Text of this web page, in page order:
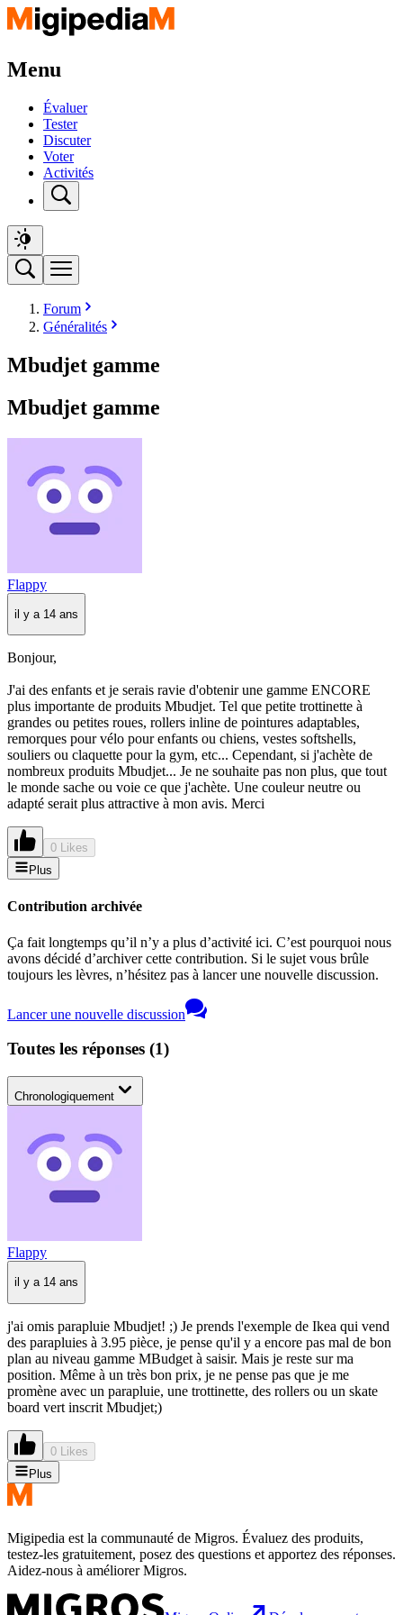
Menu
Évaluer
Tester
Discuter
Voter
Activités
Forum
Généralités
Mbudjet gamme
Mbudjet gamme
Flappy
il y a 14 ans
Bonjour,
J'ai des enfants et je serais ravie d'obtenir une gamme ENCORE
plus importante de produits Mbudjet. Tel que petite trottinette à
grandes ou petites roues, rollers inline de pointures adaptables,
remorques pour vélo pour enfants ou chiens, vestes softshells,
souliers ou claquette pour la gym, etc... Cependant, si j'achète de
nombreux produits Mbudjet... Je ne souhaite pas non plus, que tout
le monde sache ou voie ce que j'achète. Une couleur neutre ou
adapté serait plus attractive à mon avis. Merci
0 Likes
Plus
Contribution archivée
Ça fait longtemps qu’il n’y a plus d’activité ici. C’est pourquoi nous
avons décidé d’archiver cette contribution. Si le sujet vous brûle
toujours les lèvres, n’hésitez pas à lancer une nouvelle discussion.
Lancer une nouvelle discussion
Toutes les réponses (1)
Chronologiquement
Flappy
il y a 14 ans
j'ai omis parapluie Mbudjet! ;) Je prends l'exemple de Ikea qui vend
des parapluies à 3.95 pièce, je pense qu'il y a encore pas mal de bon
plan au niveau gamme MBudget à saisir. Mais je reste sur ma
position. Même à un très bon prix, je ne pense pas que je me
promène avec un parapluie, une trottinette, des rollers ou un skate
board vert inscrit Mbudjet;)
0 Likes
Plus
Migipedia est la communauté de Migros. Évaluez des produits,
testez-les gratuitement, posez des questions et apportez des réponses.
Aidez-nous à améliorer Migros.